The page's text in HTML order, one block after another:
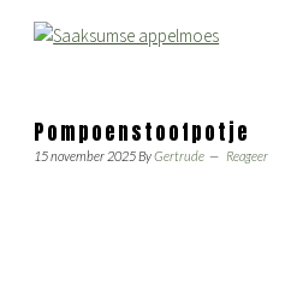
Pompoenstoofpotje
15 november 2025ByGertrude Reageer